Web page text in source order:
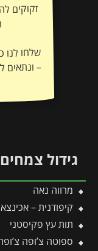
שלחו לנו
גידול צמחים
מרווה נאה
קיפודנית –
תות עץ פקיסטני
ספוטה צ’ופה